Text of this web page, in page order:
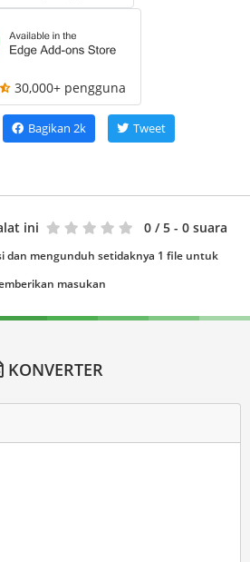
30,000+ pengguna
Bagikan 2k Tweet
ini 0 / 5 - 0 suara
dan mengunduh setidaknya 1 file untuk
masukan
KONVERTER